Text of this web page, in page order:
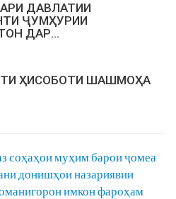
ДАВЛАТИИ
ҶУМҲУРИИ
ДАР…
ҲИСОБОТИ ШАШМОҲА
соҳаҳои муҳим барои ҷомеа
донишҳои назариявии
имкон фароҳам